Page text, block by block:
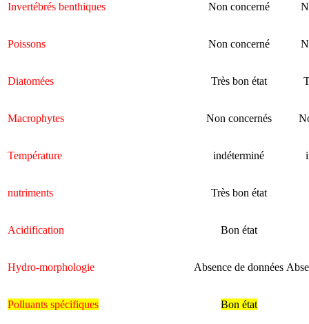
Invertébrés benthiques Non concerné
Poissons Non concerné
Diatomées Très bon état
Macrophytes Non concernés
Température indéterminé
nutriments Très bon état
Acidification Bon état
Hydro-morphologie Absence de données
Polluants spécifiques Bon état